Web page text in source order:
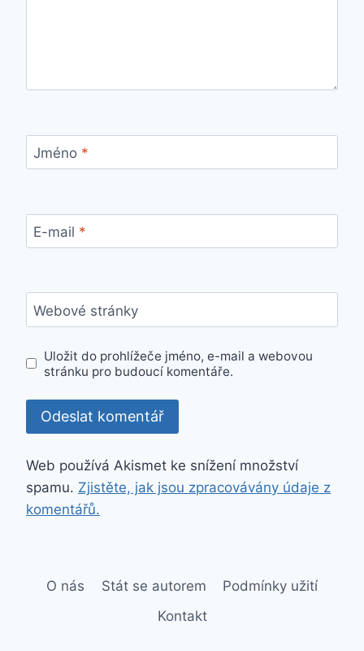
Jméno *
E-mail *
Webové stránky
Uložit do prohlížeče jméno, e-mail a webovou
stránku pro budoucí komentáře.
Web používá Akismet ke snížení množství
spamu. Zjistěte, jak jsou zpracovávány údaje z
komentářů.
O nás Stát se autorem
Podmínky užití
Kontakt